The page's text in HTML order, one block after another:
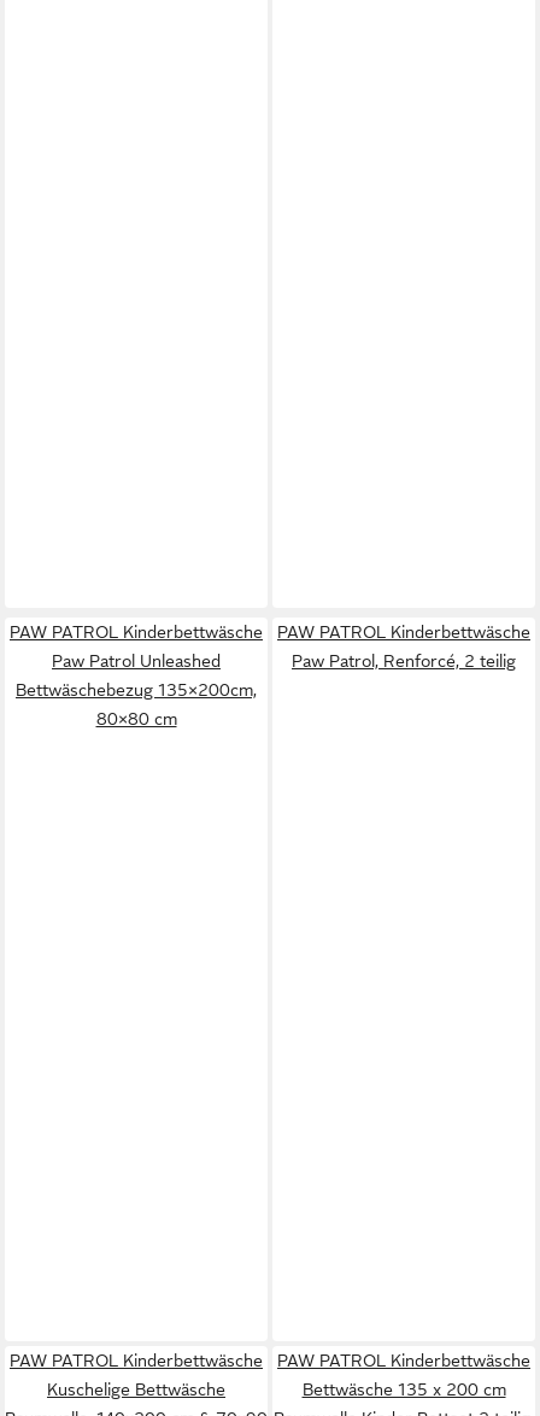
PAW PATROL Kinderbettwäsche
Paw Patrol Unleashed
Bettwäschebezug 135×200cm,
80×80 cm
PAW PATROL Kinderbettwäsche
Paw Patrol, Renforcé, 2 teilig
PAW PATROL Kinderbettwäsche
Kuschelige Bettwäsche
PAW PATROL Kinderbettwäsche
Bettwäsche 135 x 200 cm